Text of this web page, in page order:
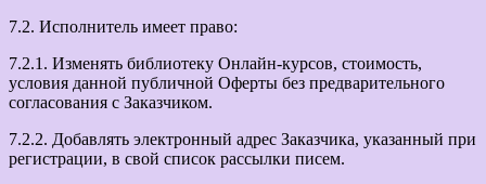
7.2. Исполнитель имеет право:
7.2.1. Изменять библиотеку Онлайн-курсов, стоимость,
условия данной публичной Оферты без предварительного
согласования с Заказчиком.
7.2.2. Добавлять электронный адрес Заказчика, указанный при
регистрации, в свой список рассылки писем.